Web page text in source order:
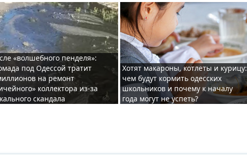
«волшебного пенделя»:
под Одессой тратит
на ремонт
коллектора из-за
скандала
Хотят макароны, котлеты и курицу:
чем будут кормить одесских
школьников и почему к началу
года могут не успеть?